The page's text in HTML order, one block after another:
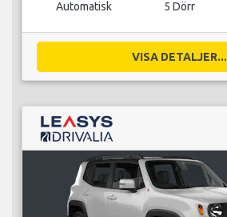
Automatisk 5 Dörr
VISA DETALJER...